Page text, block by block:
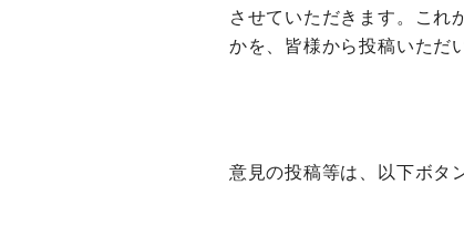
させていただきます。これ
かを、皆様から投稿いただ
意見の投稿等は、以下ボタ